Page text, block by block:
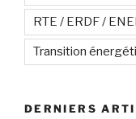
RTE / ERDF /
Transition
DERNIERS